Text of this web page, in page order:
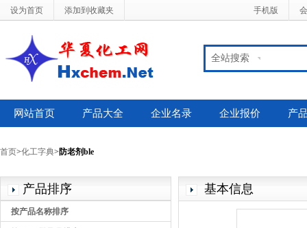
设为首页 添加到收藏夹 手机版
全站搜索
网站首页 产品大全 企业名录 企业报价 产
首页>化工字典> 防老剂ble
产品排序
按产品名称排序
基本信息